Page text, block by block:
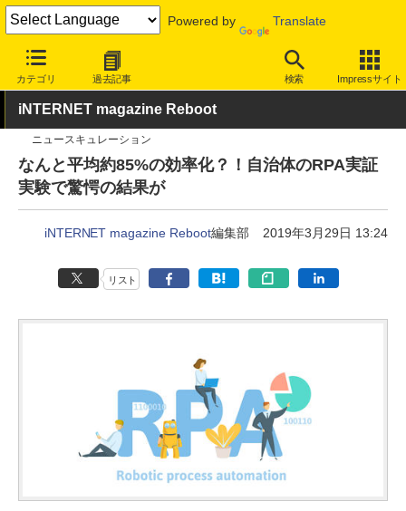
Powered by Translate
カテゴリ 過去記事 検索 Impressサイト
INTERNET Watch トピック
iNTERNET magazine Reboot
ニュースキュレーション
なんと平均約85%の効率化？！自治体のRPA実証
実験で驚愕の結果が
iNTERNET magazine Reboot編集部 2019年3月29日 13:24
リスト